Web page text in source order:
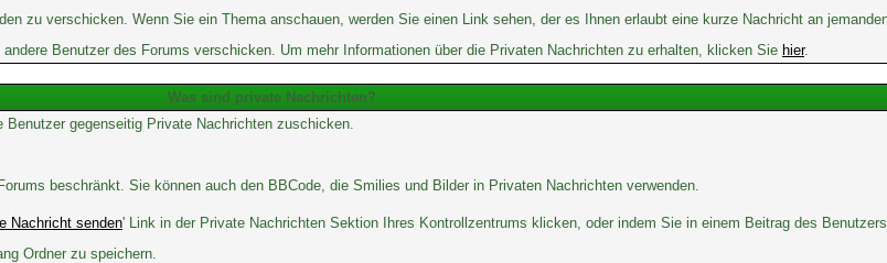
zu verschicken. Wenn Sie ein Thema anschauen, werden Sie einen Link sehen, der es Ihnen erlaubt eine kurze Nachricht an
Benutzer des Forums verschicken. Um mehr Informationen über die Privaten Nachrichten zu erhalten, klicken Sie hier.
Was sind private Nachrichten?
gegenseitig Private Nachrichten zuschicken.
beschränkt. Sie können auch den BBCode, die Smilies und Bilder in Privaten Nachrichten verwenden.
Nachricht senden' Link in der Private Nachrichten Sektion Ihres Kontrollzentrums klicken, oder indem Sie in einem Beitrag des
Ordner zu speichern.